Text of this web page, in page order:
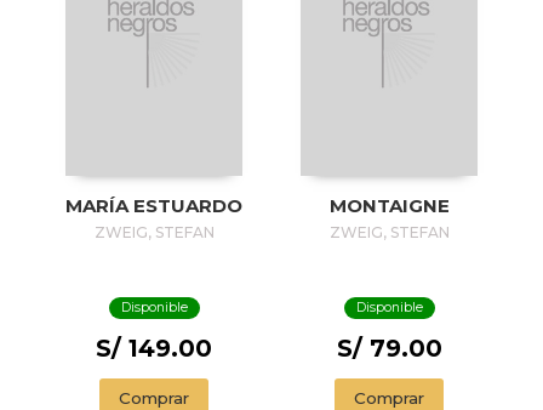
MARÍA ESTUARDO
ZWEIG, STEFAN
Disponible
S/ 149.00
Comprar
MONTAIGNE
ZWEIG, STEFAN
Disponible
S/ 79.00
Comprar